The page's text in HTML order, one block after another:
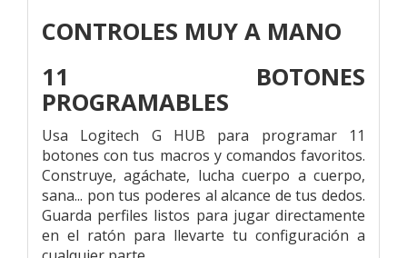
CONTROLES MUY A MANO
11 BOTONES
PROGRAMABLES
Usa Logitech G HUB para programar 11
botones con tus macros y comandos favoritos.
Construye, agáchate, lucha cuerpo a cuerpo,
sana... pon tus poderes al alcance de tus dedos.
Guarda perfiles listos para jugar directamente
en el ratón para llevarte tu configuración a